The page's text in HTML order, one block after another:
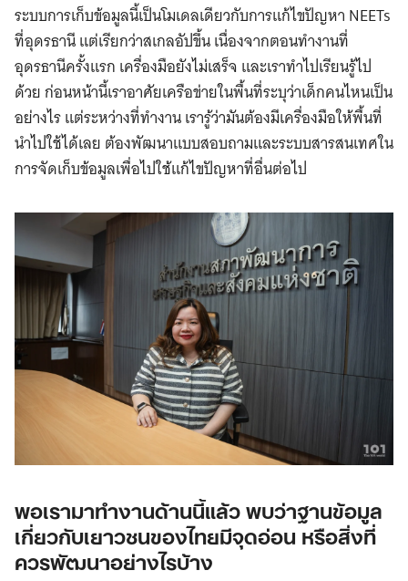
ระบบการเก็บข้อมูลนี้เป็นโมเดลเดียวกับการแก้ไขปัญหา NEETs
ที่อุดรธานี แต่เรียกว่าสเกลอัปขึ้น เนื่องจากตอนทำงานที่
อุดรธานีครั้งแรก เครื่องมือยังไม่เสร็จ และเราทำไปเรียนรู้ไป
ด้วย ก่อนหน้านี้เราอาศัยเครือข่ายในพื้นที่ระบุว่าเด็กคนไหนเป็น
อย่างไร แต่ระหว่างที่ทำงาน เรารู้ว่ามันต้องมีเครื่องมือให้พื้นที่
นำไปใช้ได้เลย ต้องพัฒนาแบบสอบถามและระบบสารสนเทศใน
การจัดเก็บข้อมูลเพื่อไปใช้แก้ไขปัญหาที่อื่นต่อไป
พอเรามาทำงานด้านนี้แล้ว พบว่าฐานข้อมูล
เกี่ยวกับเยาวชนของไทยมีจุดอ่อน หรือสิ่งที่
ควรพัฒนาอย่างไรบ้าง